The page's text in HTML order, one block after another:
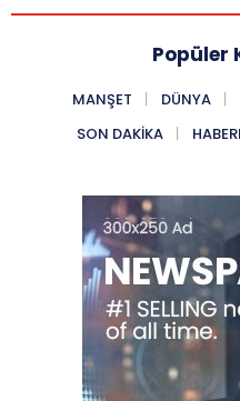
Popüler
MANŞET DÜNYA
SON DAKIKA